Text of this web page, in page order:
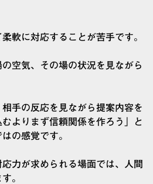
軟に対応することが苦手です。
空気、その場の状況を見ながら
手の反応を見ながら提案内容を
よりまず信頼関係を作ろう」と
の感覚です。
力が求められる場面では、人間
。